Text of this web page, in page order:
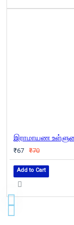
₹67 ₹70
Add to Cart